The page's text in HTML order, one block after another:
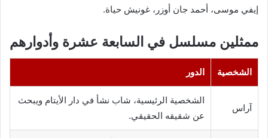
إيفي موسى، أحمد جان أوزر، غونيش حياة.
ممثلين مسلسل في السابعة عشرة وأدوارهم
الشخصية الدور
آراس
الشخصية الرئيسية، شاب نشأ في دار الأيتام ويبحث
عن شقيقه الحقيقي.